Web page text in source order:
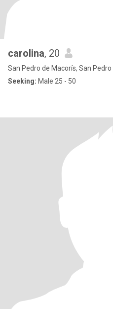
carolina, 20
San Pedro de Macorís, San
Seeking: Male 25 - 50